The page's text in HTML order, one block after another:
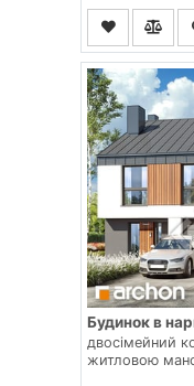
Будинок в
двосімейний
житловою